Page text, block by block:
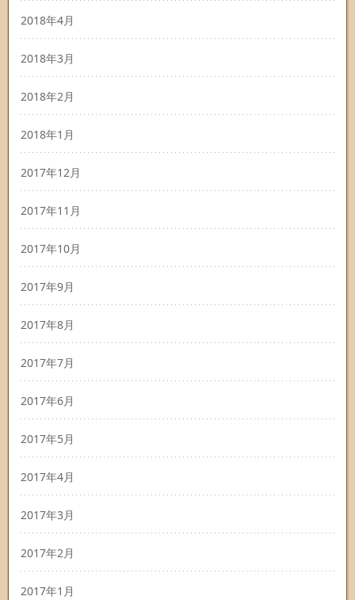
2018年4月
2018年3月
2018年2月
2018年1月
2017年12月
2017年11月
2017年10月
2017年9月
2017年8月
2017年7月
2017年6月
2017年5月
2017年4月
2017年3月
2017年2月
2017年1月